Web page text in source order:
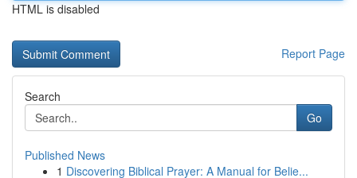
HTML is disabled
Report Page
Search
Go
Published News
1 Discovering Biblical Prayer: A Manual for Belie...